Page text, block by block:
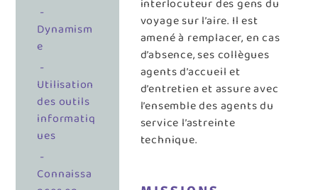
-
Dynamism
e
-
Utilisation
des outils
informatiq
ues
-
Connaissa
interlocuteur des gens du
voyage sur l’aire. Il est
amené à remplacer, en cas
d’absence, ses collègues
agents d’accueil et
d’entretien et assure avec
l’ensemble des agents du
service l’astreinte
technique.